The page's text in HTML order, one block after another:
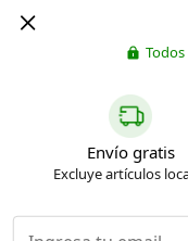
Envío gratis
Excluye artículos